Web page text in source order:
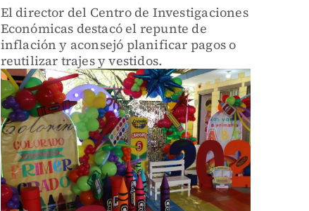
El director del Centro de Investigaciones
Económicas destacó el repunte de
inflación y aconsejó planificar pagos o
reutilizar trajes y vestidos.